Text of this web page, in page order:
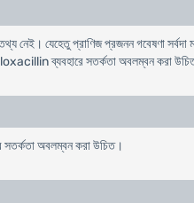
যেহেতু প্রাণিজ প্রজনন গবেষণা সর্বদা
ব্যবহারে সতর্কতা অবলম্বন করা
সতর্কতা অবলম্বন করা উচিত।